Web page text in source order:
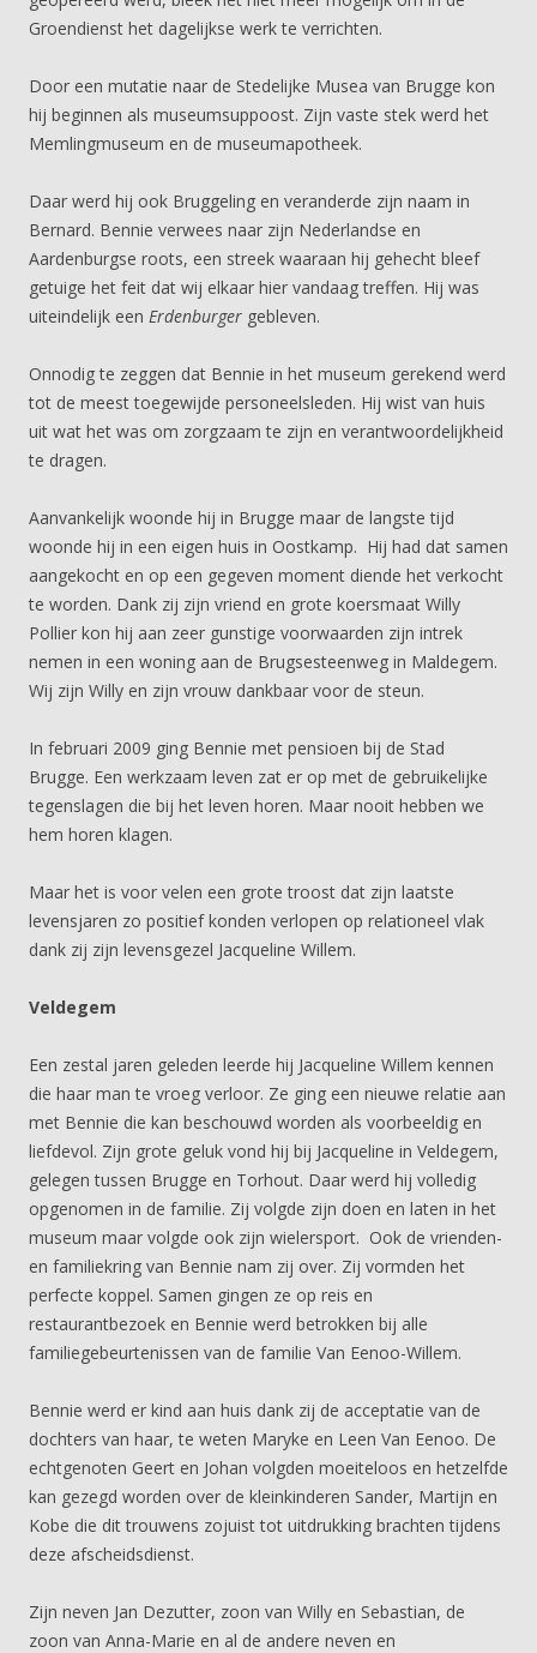
Groendienst het dagelijkse werk te verrichten.
Door een mutatie naar de Stedelijke Musea van Brugge kon
hij beginnen als museumsuppoost. Zijn vaste stek werd het
Memlingmuseum en de museumapotheek.
Daar werd hij ook Bruggeling en veranderde zijn naam in
Bernard. Bennie verwees naar zijn Nederlandse en
Aardenburgse roots, een streek waaraan hij gehecht bleef
getuige het feit dat wij elkaar hier vandaag treffen. Hij was
uiteindelijk een Erdenburger gebleven.
Onnodig te zeggen dat Bennie in het museum gerekend werd
tot de meest toegewijde personeelsleden. Hij wist van huis
uit wat het was om zorgzaam te zijn en verantwoordelijkheid
te dragen.
Aanvankelijk woonde hij in Brugge maar de langste tijd
woonde hij in een eigen huis in Oostkamp. Hij had dat samen
aangekocht en op een gegeven moment diende het verkocht
te worden. Dank zij zijn vriend en grote koersmaat Willy
Pollier kon hij aan zeer gunstige voorwaarden zijn intrek
nemen in een woning aan de Brugsesteenweg in Maldegem.
Wij zijn Willy en zijn vrouw dankbaar voor de steun.
In februari 2009 ging Bennie met pensioen bij de Stad
Brugge. Een werkzaam leven zat er op met de gebruikelijke
tegenslagen die bij het leven horen. Maar nooit hebben we
hem horen klagen.
Maar het is voor velen een grote troost dat zijn laatste
levensjaren zo positief konden verlopen op relationeel vlak
dank zij zijn levensgezel Jacqueline Willem.
Veldegem
Een zestal jaren geleden leerde hij Jacqueline Willem kennen
die haar man te vroeg verloor. Ze ging een nieuwe relatie aan
met Bennie die kan beschouwd worden als voorbeeldig en
liefdevol. Zijn grote geluk vond hij bij Jacqueline in Veldegem,
gelegen tussen Brugge en Torhout. Daar werd hij volledig
opgenomen in de familie. Zij volgde zijn doen en laten in het
museum maar volgde ook zijn wielersport. Ook de vrienden-
en familiekring van Bennie nam zij over. Zij vormden het
perfecte koppel. Samen gingen ze op reis en
restaurantbezoek en Bennie werd betrokken bij alle
familiegebeurtenissen van de familie Van Eenoo-Willem.
Bennie werd er kind aan huis dank zij de acceptatie van de
dochters van haar, te weten Maryke en Leen Van Eenoo. De
echtgenoten Geert en Johan volgden moeiteloos en hetzelfde
kan gezegd worden over de kleinkinderen Sander, Martijn en
Kobe die dit trouwens zojuist tot uitdrukking brachten tijdens
deze afscheidsdienst.
Zijn neven Jan Dezutter, zoon van Willy en Sebastian, de
zoon van Anna-Marie en al de andere neven en